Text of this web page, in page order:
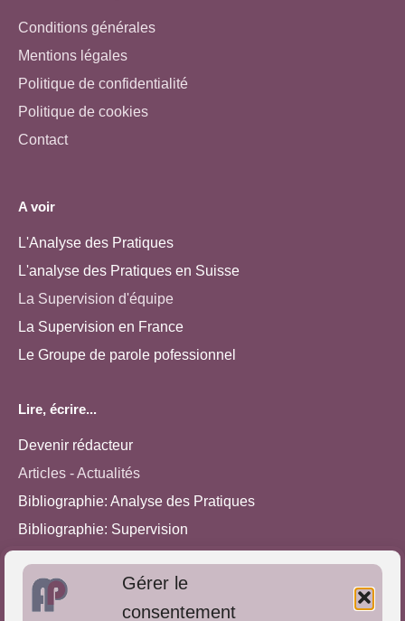
Gérer le
consentement
Conditions générales
Mentions légales
Politique de confidentialité
Politique de cookies
Contact
A voir
L'Analyse des Pratiques
L'analyse des Pratiques en Suisse
La Supervision d'équipe
La Supervision en France
Le Groupe de parole pofessionnel
Lire, écrire...
Devenir rédacteur
Articles - Actualités
Bibliographie: Analyse des Pratiques
Bibliographie: Supervision
Approches de l'Analyse des pratiques